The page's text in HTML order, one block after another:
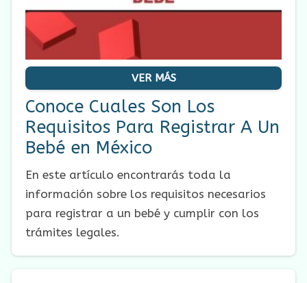
VER MÁS
Conoce Cuales Son Los
Requisitos Para Registrar A Un
Bebé en México
En este artículo encontrarás toda la
información sobre los requisitos necesarios
para registrar a un bebé y cumplir con los
trámites legales.